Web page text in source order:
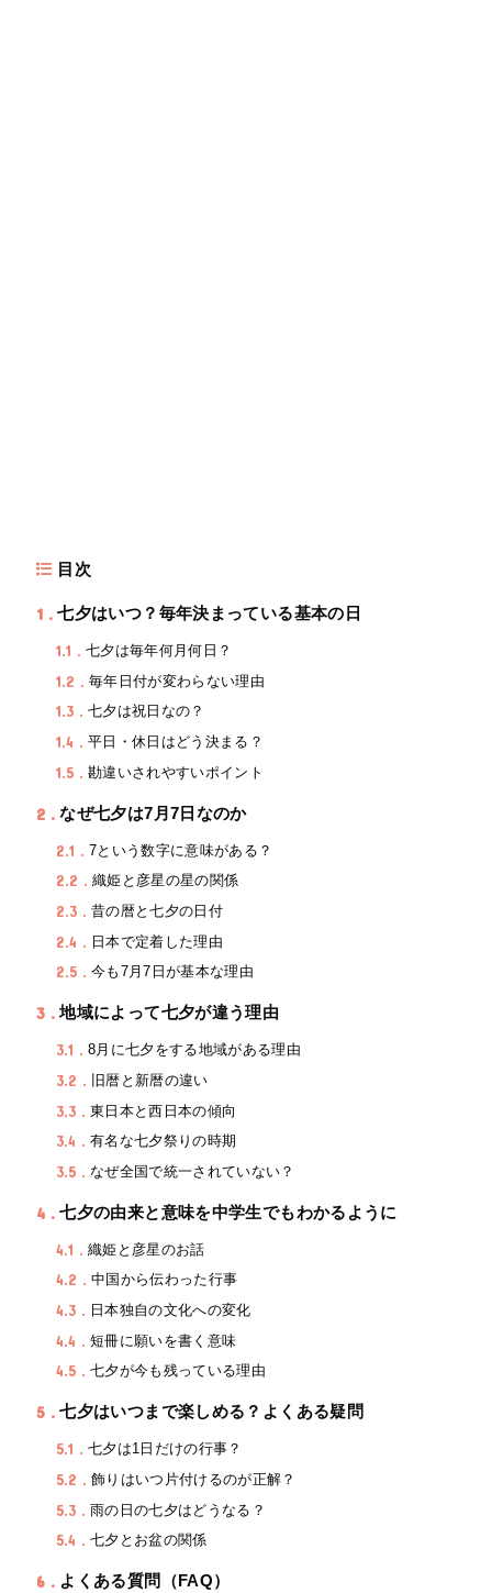
目次
1 七夕はいつ？毎年決まっている基本の日
1.1 七夕は毎年何月何日？
1.2 毎年日付が変わらない理由
1.3 七夕は祝日なの？
1.4 平日・休日はどう決まる？
1.5 勘違いされやすいポイント
2 なぜ七夕は7月7日なのか
2.1 7という数字に意味がある？
2.2 織姫と彦星の星の関係
2.3 昔の暦と七夕の日付
2.4 日本で定着した理由
2.5 今も7月7日が基本な理由
3 地域によって七夕が違う理由
3.1 8月に七夕をする地域がある理由
3.2 旧暦と新暦の違い
3.3 東日本と西日本の傾向
3.4 有名な七夕祭りの時期
3.5 なぜ全国で統一されていない？
4 七夕の由来と意味を中学生でもわかるように
4.1 織姫と彦星のお話
4.2 中国から伝わった行事
4.3 日本独自の文化への変化
4.4 短冊に願いを書く意味
4.5 七夕が今も残っている理由
5 七夕はいつまで楽しめる？よくある疑問
5.1 七夕は1日だけの行事？
5.2 飾りはいつ片付けるのが正解？
5.3 雨の日の七夕はどうなる？
5.4 七夕とお盆の関係
6 よくある質問（FAQ）